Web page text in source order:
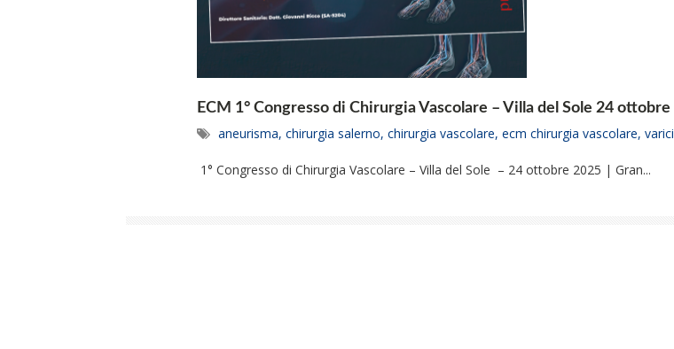
ECM 1° Congresso di Chirurgia Vascolare – Villa del Sole 24 ottobre
aneurisma, chirurgia salerno, chirurgia vascolare, ecm chirurgia vascolare, varici
1° Congresso di Chirurgia Vascolare – Villa del Sole – 24 ottobre 2025 | Gran...